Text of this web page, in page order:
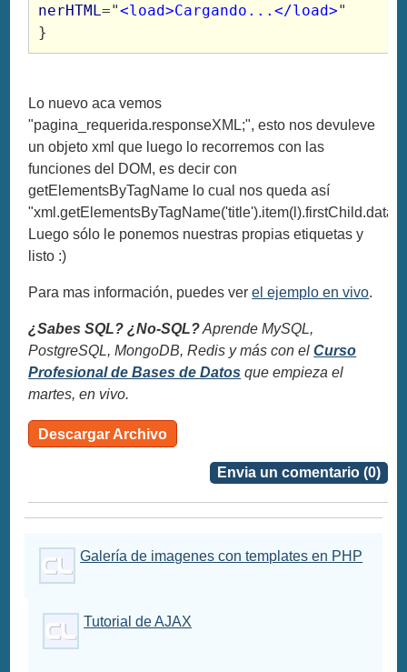
nerHTML="<load>Cargando...</load>"
}
Lo nuevo aca vemos
"pagina_requerida.responseXML;", esto nos devuleve
un objeto xml que luego lo recorremos con las
funciones del DOM, es decir con
getElementsByTagName lo cual nos queda así
"xml.getElementsByTagName('title').item(l).firstChild.data;".
Luego sólo le ponemos nuestras propias etiquetas y
listo :)
Para mas información, puedes verel ejemplo en vivo.
¿Sabes SQL? ¿No-SQL?Aprende MySQL,
PostgreSQL, MongoDB, Redis y más con elCurso
Profesional de Bases de Datos que empieza el
martes, en vivo.
Descargar Archivo
Envia un comentario (0)
Galería de imagenes con templates en PHP
Tutorial de AJAX